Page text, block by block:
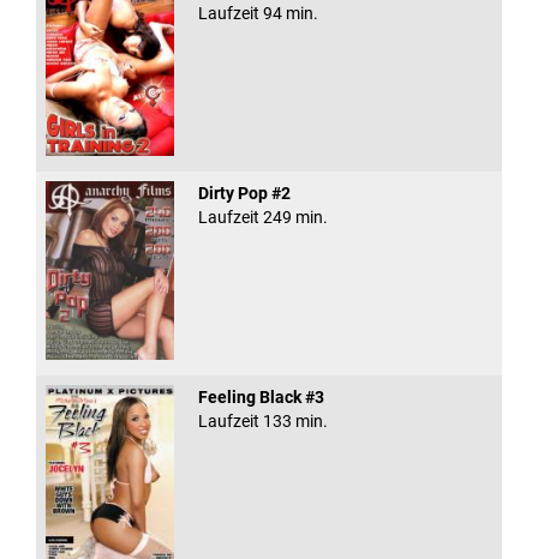
Laufzeit 94 min.
Dirty Pop #2
Laufzeit 249 min.
Feeling Black #3
Laufzeit 133 min.